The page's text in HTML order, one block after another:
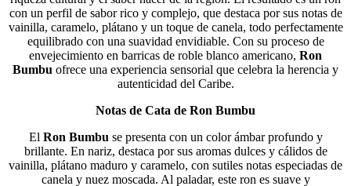
con un perfil de sabor rico y complejo, que destaca por sus notas de
vainilla, caramelo, plátano y un toque de canela, todo perfectamente
equilibrado con una suavidad envidiable. Con su proceso de
envejecimiento en barricas de roble blanco americano, Ron
Bumbu ofrece una experiencia sensorial que celebra la herencia y
autenticidad del Caribe.
Notas de Cata de Ron Bumbu
El Ron Bumbu se presenta con un color ámbar profundo y
brillante. En nariz, destaca por sus aromas dulces y cálidos de
vainilla, plátano maduro y caramelo, con sutiles notas especiadas de
canela y nuez moscada. Al paladar, este ron es suave y